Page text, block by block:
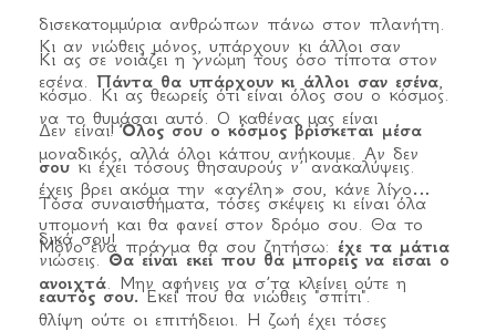
δισεκατομμύρια ανθρώπων πάνω στον πλανήτη.
Κι ας σε νοιάζει η γνώμη τους όσο τίποτα στον
κόσμο. Κι ας θεωρείς ότι είναι όλος σου ο κόσμος.
Δεν είναι!Όλος σου ο κόσμος βρίσκεται μέσα
σουκι έχει τόσους θησαυρούς ν’ ανακαλύψεις.
Τόσα συναισθήματα, τόσες σκέψεις κι είναι όλα
δικά σου!
Κι αν νιώθεις μόνος, υπάρχουν κι άλλοι σαν
εσένα. Πάντα θα υπάρχουν κι άλλοι σαν εσένα
να το θυμάσαι αυτό. Ο καθένας μας είναι
μοναδικός, αλλά όλοι κάπου ανήκουμε. Αν δεν
έχεις βρει ακόμα την «αγέλη» σου, κάνε λίγο
υπομονή και θα φανεί στον δρόμο σου. Θα το
νιώσεις.Θα είναι εκεί που θα μπορείς να είσαι ο
εαυτός σου.Εκεί που θα νιώθεις "σπίτι".
Μόνο ένα πράγμα θα σου ζητήσω: έχε τα μάτια
ανοιχτά . Μην αφήνεις να σ’τα κλείνει ούτε η
θλίψη ούτε οι επιτήδειοι. Η ζωή έχει τόσες